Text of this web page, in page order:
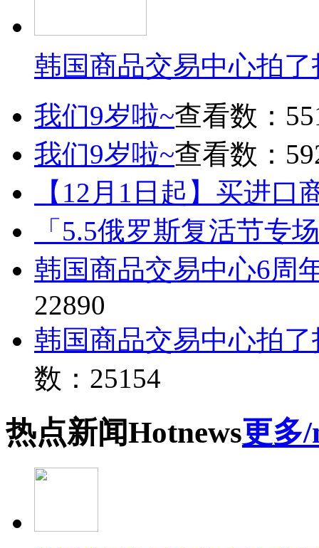
韩国商品交易中心拍
我们9岁啦~查看数：
我们9岁啦~查看数：
【12月1日起】买进口
「5.5俄罗斯复活节专
韩国商品交易中心6周
22890
韩国商品交易中心拍
数：25154
热点新闻Hotnews更多